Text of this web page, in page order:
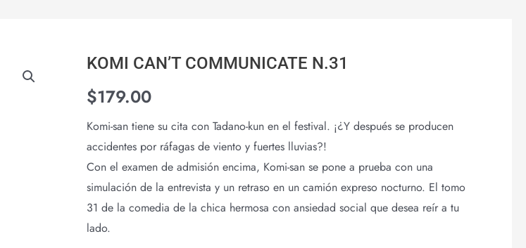
KOMI CAN’T COMMUNICATE N.31
$179.00
Komi-san tiene su cita con Tadano-kun en el festival. ¡¿Y después se producen
accidentes por ráfagas de viento y fuertes lluvias?!
Con el examen de admisión encima, Komi-san se pone a prueba con una
simulación de la entrevista y un retraso en un camión expreso nocturno. El tomo
31 de la comedia de la chica hermosa con ansiedad social que desea reír a tu
lado.
KOMI
COMMUNICATE
N.31
cantidad